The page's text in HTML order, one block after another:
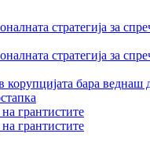
стратегија за
стратегија за
бара
грантистите
грантистите